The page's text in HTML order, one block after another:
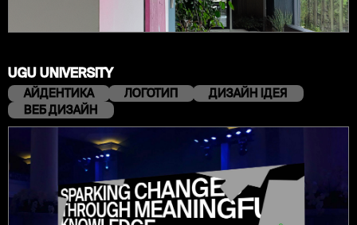
UGU UNIVERSITY
АЙДЕНТИКА ЛОГОТИП
ДИЗАЙН ІДЕЯ
ВЕБ ДИЗАЙН